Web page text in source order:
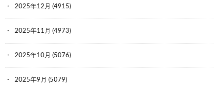
2025年12月 (4915)
2025年11月 (4973)
2025年10月 (5076)
2025年9月 (5079)